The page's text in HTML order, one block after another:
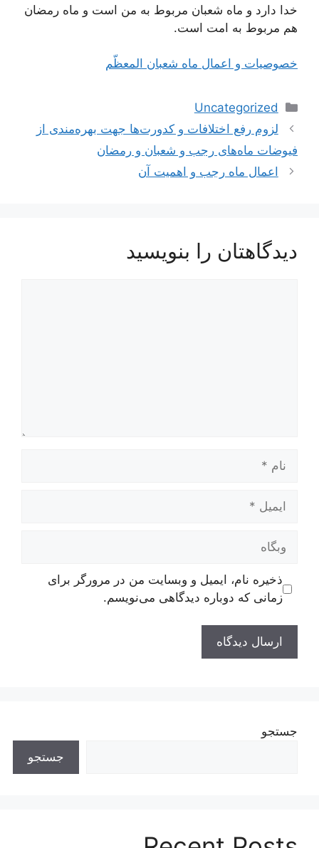
خدا دارد و ماه شعبان مربوط به من است و ماه‌ رمضان
هم مربوط به امت است.
خصوصیات و اعمال ماه شعبان المعظّم
دسته‌ها
Uncategorized
ناوبری
نوشته‌ها
لزوم رفع اختلافات و کدورت‌ها جهت بهره‌مندی از
فیوضات ماه‌های رجب و شعبان و رمضان
اعمال ماه رجب و اهمیت آن
دیدگاهتان را بنویسید
ایمیل
وبگاه
ذخیره نام، ایمیل و وبسایت من در مرورگر برای
زمانی که دوباره دیدگاهی می‌نویسم.
جستجو
جستجو